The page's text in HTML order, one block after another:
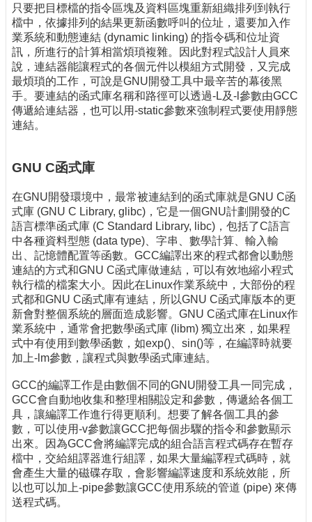
只要把目標檔的指令區塊及資料區塊重新組織排列到執行
檔中，依據排列的結果更新函數呼叫的位址，還要加入作
業系統和動態連結 (dynamic linking) 的指令碼和位址資
訊，所進行的計算相當煩瑣複雜。因此對程式設計人員來
說，連結器能讓程式的各個元件以模組方式開發，又完成
最煩瑣的工作，可說是GNU開發工具中最辛苦的幕後黑
手。要連結的函式庫名稱和路徑可以透過-L及-l參數由GCC
傳遞給連結器，也可以用-static參數來強制程式要使用靜態
連結。
GNU C函式庫
在GNU開發環境中，最常被連結到的函式庫就是GNU C函
式庫 (GNU C Library, glibc)，它是一個GNU計劃開發的C
語言標準函式庫 (C Standard Library, libc)，包括了C語言
中各種資料型態 (data type)、字串、數學計算、輸入輸
出、記憶體配置等函數。GCC編譯出來的程式都會以動態
連結的方式和GNU C函式庫做連結，可以有效地縮小程式
執行檔的檔案大小。因此在Linux作業系統中，大部份的程
式都和GNU C函式庫有連結，所以GNU C函式庫版本的更
新會對整個系統的層面造成影響。GNU C函式庫在Linux作
業系統中，通常會把數學函式庫 (libm) 獨立出來，如果程
式中有使用到數學函數，如exp()、sin()等，在編譯時就要
加上-lm參數，讓程式與數學函式庫連結。
GCC的編譯工作是由數個不同的GNU開發工具一同完成，
GCC會自動地收集和整理相關設定和參數，傳遞給各個工
具，讓編譯工作進行得更順利。想要了解各個工具的參
數，可以使用-v參數讓GCC把每個步驟的指令和參數顯示
出來。因為GCC會將編譯完成的組合語言程式碼存在暫存
檔中，交給組譯器進行組譯，如果大量編譯程式碼時，就
會產生大量的磁碟存取，會影響編譯速度和系統效能，所
以也可以加上-pipe參數讓GCC使用系統的管道 (pipe) 來傳
送程式碼。